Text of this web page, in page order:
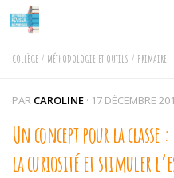
Skip to content
COLLÈGE / MÉTHODOLOGIE ET OUTILS / PRIMAIRE
PAR CAROLINE · 17 DÉCEMBRE
Un concept pour la
la curiosité et stimuler